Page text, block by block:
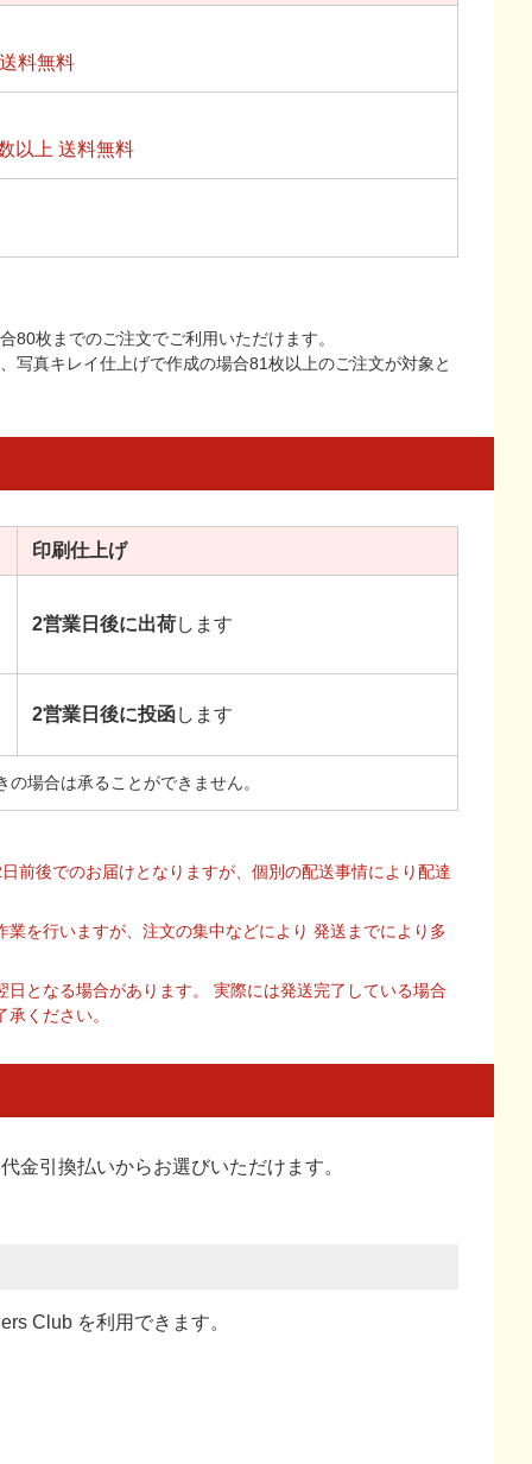
料無料
以上 送料無料
枚までのご注文でご利用いただけます。
写真キレイ仕上げで作成の場合81枚以上のご注文が対象と
印刷仕上げ
2営業日後に出荷します
2営業日後に投函します
場合は承ることができません。
前後でのお届けとなりますが、個別の配送事情により配達
を行いますが、注文の集中などにより 発送までにより多
となる場合があります。 実際には発送完了している場合
ください。
金引換払いからお選びいただけます。
Club を利用できます。